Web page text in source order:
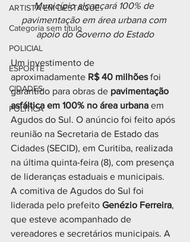
ARTISTA EM DESTAQUE
Categoria sem título
POLICIAL
ESPORTE
CIDADES
POLÍTICA
Município alcançará 100% de
pavimentação em área urbana com
apoio do Governo do Estado
Um investimento de
aproximadamente R$ 40 milhões foi
garantido para obras de pavimentação
asfáltica em 100% no área urbana em
Agudos do Sul. O anúncio foi feito após
reunião na Secretaria de Estado das
Cidades (SECID), em Curitiba, realizada
na última quinta-feira (8), com presença
de lideranças estaduais e municipais.
A comitiva de Agudos do Sul foi
liderada pelo prefeito Genézio Ferreira,
que esteve acompanhado de
vereadores e secretários municipais. A